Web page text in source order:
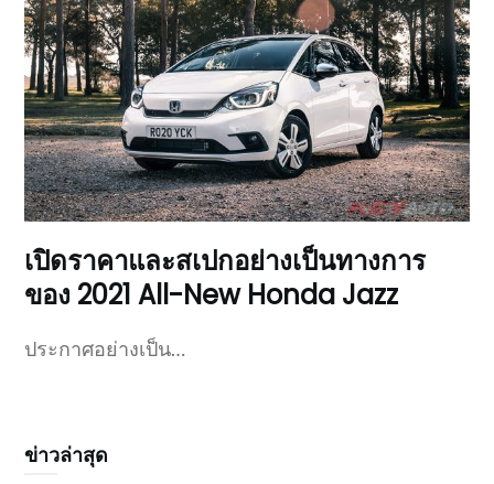
เปิดราคาและสเปกอย่างเป็นทางการ
ของ 2021 All-New Honda Jazz
ประกาศอย่างเป็น…
ข่าวล่าสุด